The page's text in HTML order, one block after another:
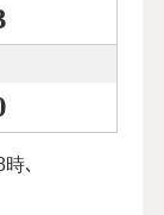
､